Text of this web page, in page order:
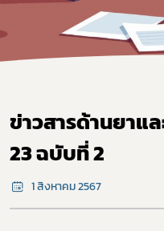
ข่าวสารด้านยา
23 ฉบับที่ 2
1 สิงหาคม 2567